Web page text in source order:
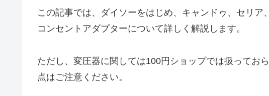
この記事では、ダイソーをはじめ、キャンドゥ、セリ
コンセントアダプターについて詳しく解説します。
ただし、変圧器に関しては100円ショップでは扱ってお
点はご注意ください。